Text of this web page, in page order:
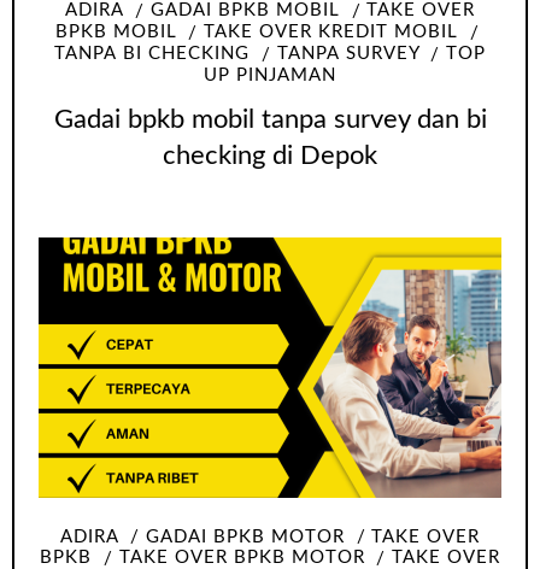
ADIRA GADAI BPKB MOBIL
TAKE OVER
BPKB MOBIL
TAKE OVER KREDIT MOBIL
TANPA BI CHECKING
TANPA SURVEY
TOP
UP PINJAMAN
Gadai bpkb mobil tanpa survey dan bi
checking di Depok
ADIRA GADAI BPKB MOTOR
TAKE OVER
BPKB
TAKE OVER BPKB MOTOR
TAKE OVER